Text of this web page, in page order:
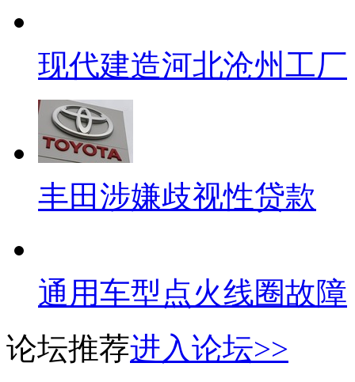
现代建造河北沧州工厂
丰田涉嫌歧视性贷款
通用车型点火线圈故障
论坛推荐进入论坛>>